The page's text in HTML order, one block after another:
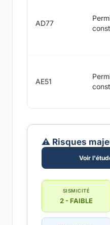
AD77
AE51
⚠️ Risques
Voir
SISMICITÉ
2 - FAIBLE